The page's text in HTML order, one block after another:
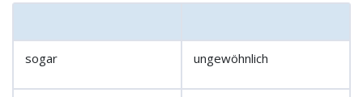
sogar ungewöhnlich